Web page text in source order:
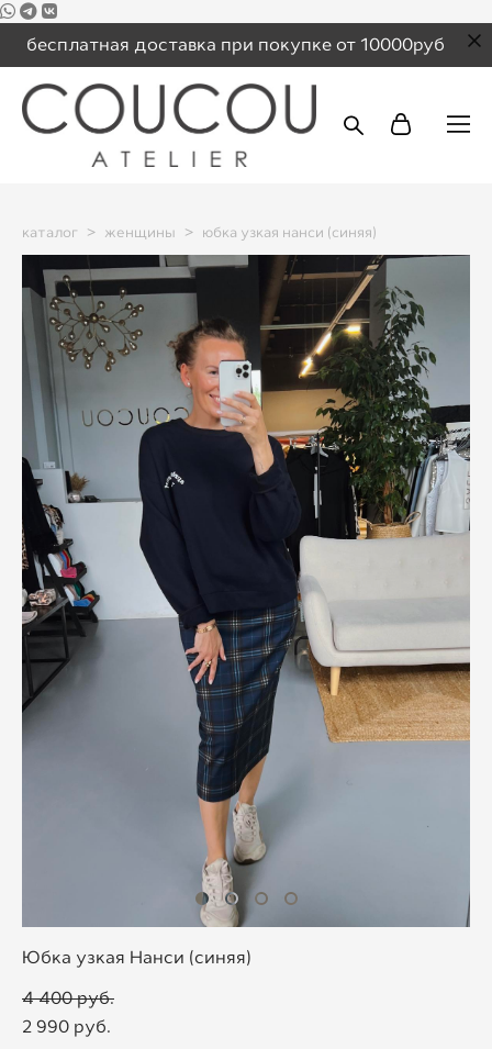
бесплатная доставка при покупке от 10000руб
каталог > женщины > юбка узкая нанси (синяя)
Юбка узкая Нанси (синяя)
4 400 pуб.
2 990 pуб.